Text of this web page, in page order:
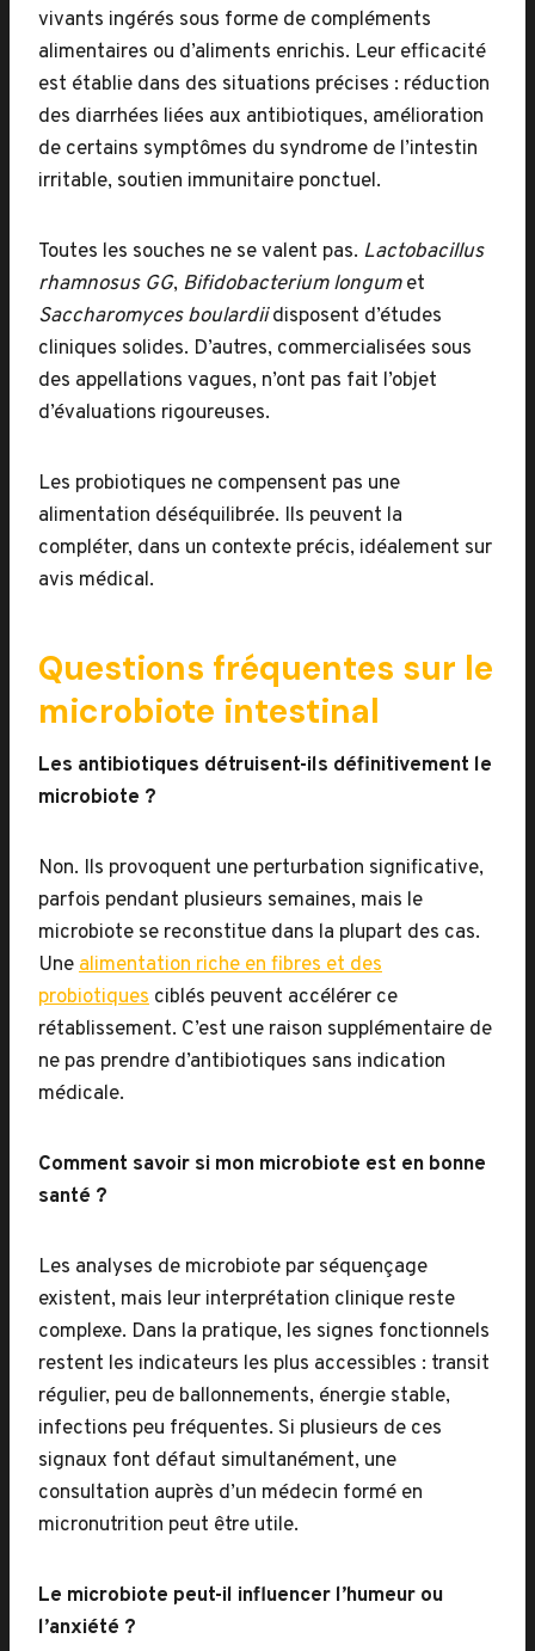
vivants ingérés sous forme de compléments
alimentaires ou d’aliments enrichis. Leur efficacité
est établie dans des situations précises : réduction
des diarrhées liées aux antibiotiques, amélioration
de certains symptômes du syndrome de l’intestin
irritable, soutien immunitaire ponctuel.
Toutes les souches ne se valent pas. Lactobacillus
rhamnosus GG, Bifidobacterium longumet
Saccharomyces boulardiidisposent d’études
cliniques solides. D’autres, commercialisées sous
des appellations vagues, n’ont pas fait l’objet
d’évaluations rigoureuses.
Les probiotiques ne compensent pas une
alimentation déséquilibrée. Ils peuvent la
compléter, dans un contexte précis, idéalement sur
avis médical.
Questions fréquentes sur le
microbiote intestinal
Les antibiotiques détruisent-ils définitivement le
microbiote ?
Non. Ils provoquent une perturbation significative,
parfois pendant plusieurs semaines, mais le
microbiote se reconstitue dans la plupart des cas.
Unealimentation riche en fibres et des
probiotiques ciblés peuvent accélérer ce
rétablissement. C’est une raison supplémentaire de
ne pas prendre d’antibiotiques sans indication
médicale.
Comment savoir si mon microbiote est en bonne
santé ?
Les analyses de microbiote par séquençage
existent, mais leur interprétation clinique reste
complexe. Dans la pratique, les signes fonctionnels
restent les indicateurs les plus accessibles : transit
régulier, peu de ballonnements, énergie stable,
infections peu fréquentes. Si plusieurs de ces
signaux font défaut simultanément, une
consultation auprès d’un médecin formé en
micronutrition peut être utile.
Le microbiote peut-il influencer l’humeur ou
l’anxiété ?